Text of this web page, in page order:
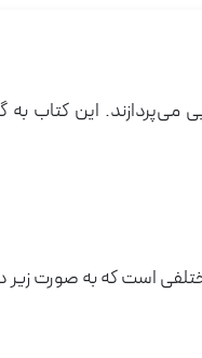
535
می‌پردازند. این کتاب
است که به صورت زیر